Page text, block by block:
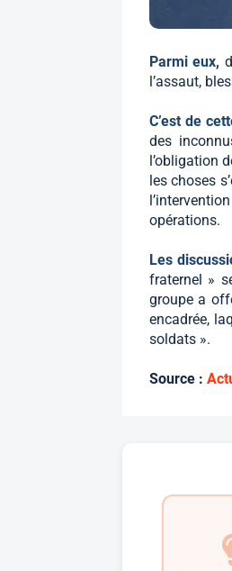
Parmi eux,
l’assaut,
C’est de
des
l’obligation
les choses
opérations.
Les
fraternel »
groupe a
encadrée,
soldats ».
Source :